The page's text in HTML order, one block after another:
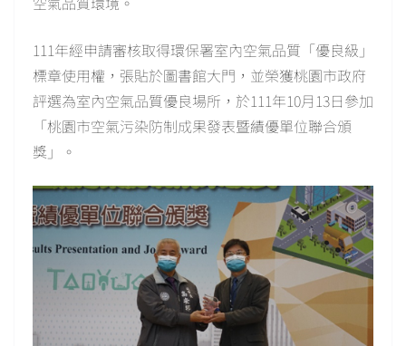
111年經申請審核取得環保署室內空氣品質「優良級」
標章使用權，張貼於圖書館大門，並榮獲桃園市政府
評選為室內空氣品質優良場所，於111年10月13日參加
「桃園市空氣污染防制成果發表暨績優單位聯合頒
獎」。